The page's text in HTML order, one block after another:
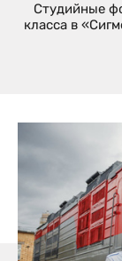
Студийные
класса в